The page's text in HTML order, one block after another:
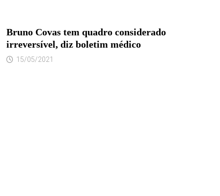
Bruno Covas tem quadro considerado
irreversível, diz boletim médico
15/05/2021